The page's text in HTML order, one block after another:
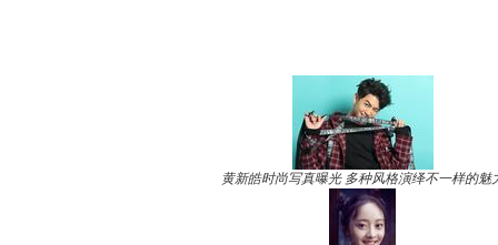
黄新皓时尚写真曝光 多种风格演绎不一样的魅